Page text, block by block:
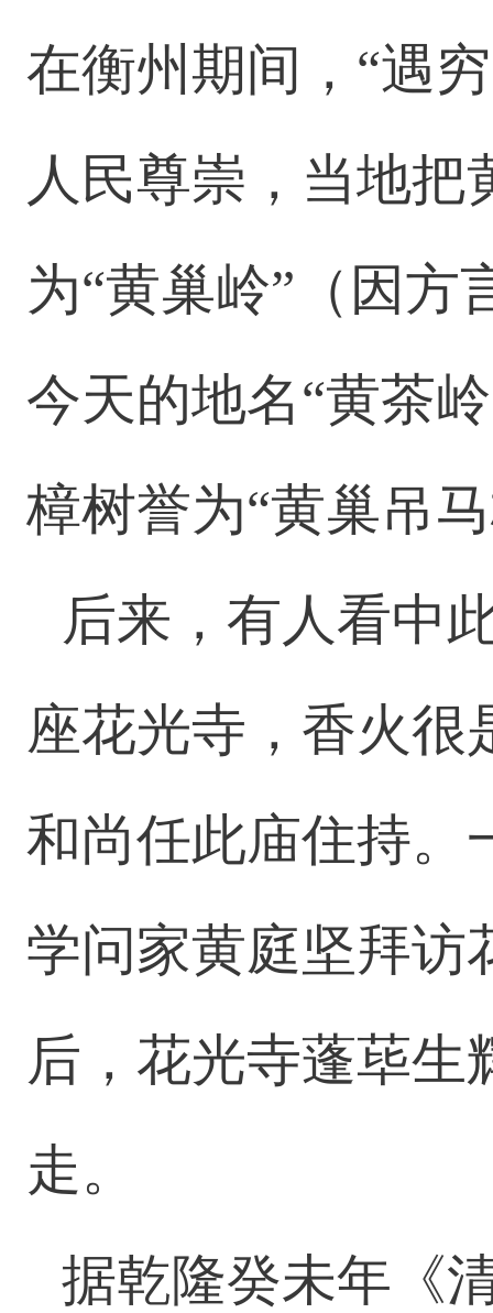
在衡州期间，“遇
人民尊崇，当地
为“黄巢岭”（因方
今天的地名“黄茶
樟树誉为“黄巢吊
后来，有人看中
座花光寺，香火很
和尚任此庙住持。
学问家黄庭坚拜访
后，花光寺蓬荜生
走。
据乾隆癸未年《